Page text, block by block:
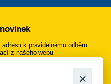
k pravidelnému odběru
z našeho webu
k odběru